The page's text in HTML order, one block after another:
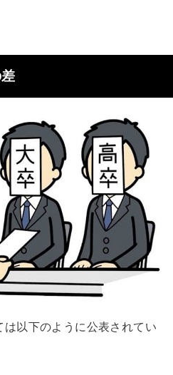
は以下のように公表されてい